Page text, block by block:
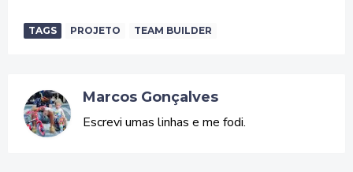
TAGS PROJETO TEAM BUILDER
Marcos Gonçalves
Escrevi umas linhas e me fodi.